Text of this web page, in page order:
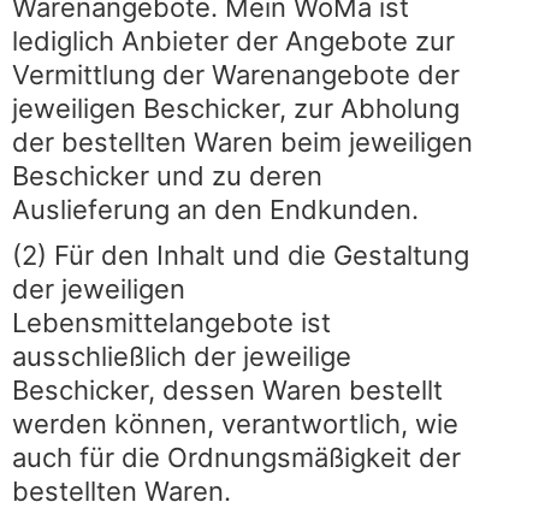
Warenangebote. Mein WoMa ist
lediglich Anbieter der Angebote zur
Vermittlung der Warenangebote der
jeweiligen Beschicker, zur Abholung
der bestellten Waren beim jeweiligen
Beschicker und zu deren
Auslieferung an den Endkunden.
(2) Für den Inhalt und die Gestaltung
der jeweiligen
Lebensmittelangebote ist
ausschließlich der jeweilige
Beschicker, dessen Waren bestellt
werden können, verantwortlich, wie
auch für die Ordnungsmäßigkeit der
bestellten Waren.